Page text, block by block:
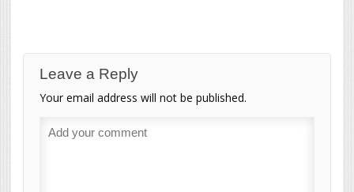
Leave a Reply
Your email address will not be published.